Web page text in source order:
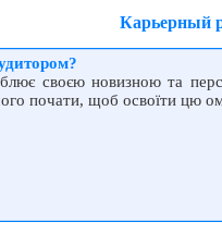
Карьерный
своєю новизною та
почати, щоб освоїти цю